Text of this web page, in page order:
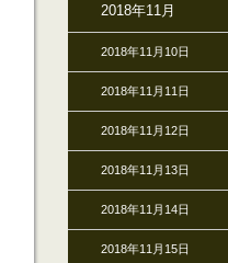
2018年11月
2018年11月10日
2018年11月11日
2018年11月12日
2018年11月13日
2018年11月14日
2018年11月15日